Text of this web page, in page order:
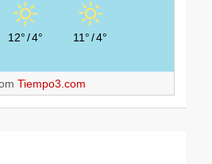
12°/4° 11°/4°
Tiempo3.com